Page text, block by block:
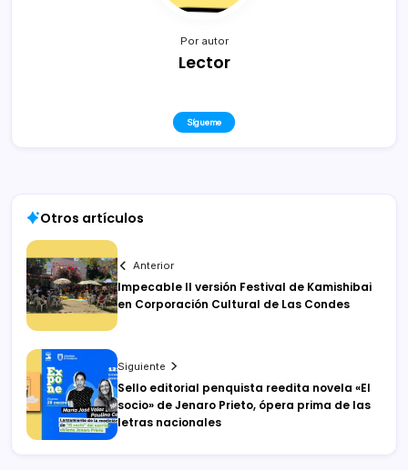
Por autor
Lector
Sígueme
Otros artículos
Anterior
Impecable II versión Festival de Kamishibai
en Corporación Cultural de Las Condes
Siguiente
Sello editorial penquista reedita novela «El
socio» de Jenaro Prieto, ópera prima de las
letras nacionales